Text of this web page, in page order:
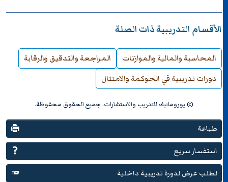
الأقسام التدريبية ذات الصلة
المحاسبة والمالية والموازنات
المراجعة والتدقيق والرقابة
دورات تدريبية في الحوكمة والامتثال
© يوروماتيك للتدريب والاستشارات. جميع الحقوق محفوظة.
طباعة
استفسار سريع
لطلب عرض لدورة تدريبية داخلية